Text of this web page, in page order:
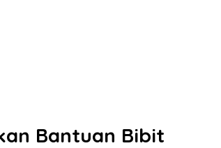
Bantuan Bibit